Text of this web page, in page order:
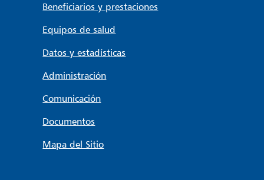
Beneficiarios y prestaciones
Equipos de salud
Datos y estadísticas
Administración
Comunicación
Documentos
Mapa del Sitio